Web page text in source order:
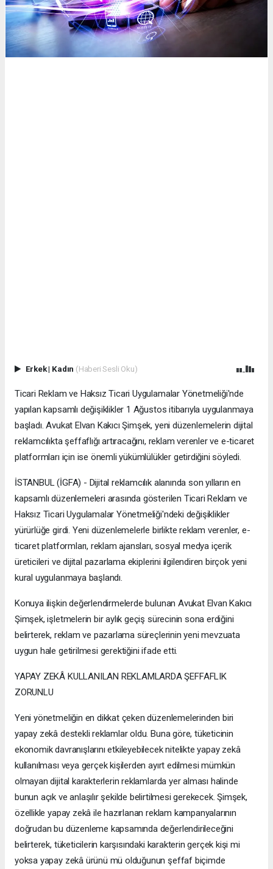
Erkek| Kadın (Haberi Sesli Oku)
Ticari Reklam ve Haksız Ticari Uygulamalar Yönetmeliği'nde
yapılan kapsamlı değişiklikler 1 Ağustos itibarıyla uygulanmaya
başladı. Avukat Elvan Kakıcı Şimşek, yeni düzenlemelerin dijital
reklamcılıkta şeffaflığı artıracağını, reklam verenler ve e-ticaret
platformları için ise önemli yükümlülükler getirdiğini söyledi.
İSTANBUL (İGFA) - Dijital reklamcılık alanında son yılların en
kapsamlı düzenlemeleri arasında gösterilen Ticari Reklam ve
Haksız Ticari Uygulamalar Yönetmeliği'ndeki değişiklikler
yürürlüğe girdi. Yeni düzenlemelerle birlikte reklam verenler, e-
ticaret platformları, reklam ajansları, sosyal medya içerik
üreticileri ve dijital pazarlama ekiplerini ilgilendiren birçok yeni
kural uygulanmaya başlandı.
Konuya ilişkin değerlendirmelerde bulunan Avukat Elvan Kakıcı
Şimşek, işletmelerin bir aylık geçiş sürecinin sona erdiğini
belirterek, reklam ve pazarlama süreçlerinin yeni mevzuata
uygun hale getirilmesi gerektiğini ifade etti.
YAPAY ZEKÂ KULLANILAN REKLAMLARDA ŞEFFAFLIK
ZORUNLU
Yeni yönetmeliğin en dikkat çeken düzenlemelerinden biri
yapay zekâ destekli reklamlar oldu. Buna göre, tüketicinin
ekonomik davranışlarını etkileyebilecek nitelikte yapay zekâ
kullanılması veya gerçek kişilerden ayırt edilmesi mümkün
olmayan dijital karakterlerin reklamlarda yer alması halinde
bunun açık ve anlaşılır şekilde belirtilmesi gerekecek. Şimşek,
özellikle yapay zekâ ile hazırlanan reklam kampanyalarının
doğrudan bu düzenleme kapsamında değerlendirileceğini
belirterek, tüketicilerin karşısındaki karakterin gerçek kişi mi
yoksa yapay zekâ ürünü mü olduğunun şeffaf biçimde